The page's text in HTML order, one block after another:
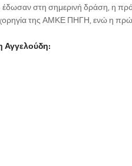
στη σημερινή δράση, η
χορηγία της ΑΜΚΕ ΠΗΓΗ, ενώ η
Αγγελούδη: